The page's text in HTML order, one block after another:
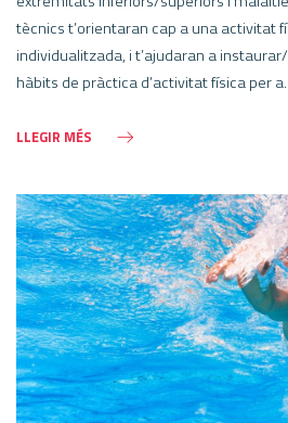
tècnics t’orientaran cap a una activitat
individualitzada, i t’ajudaran a
hàbits de pràctica d’activitat física per
LLEGIR MÉS